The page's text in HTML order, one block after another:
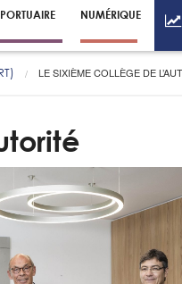
NUMÉRIQUE
LE SIXIÈME COLLÈGE DE